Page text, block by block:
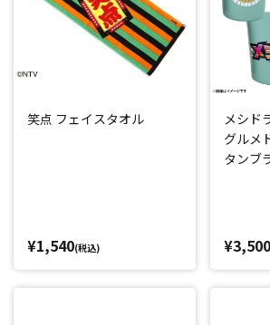
笑点 フェイスタオル
¥1,540(税込)
メシド
グルメ
タンブ
¥3,500